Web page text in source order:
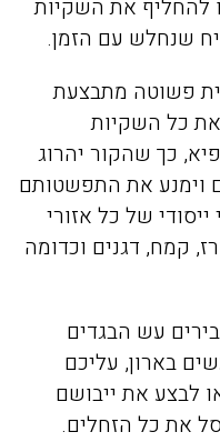
להחליף את השקיות
שנחלש עם הזמן.
פשוטה מתבצעת
כל השקיות
כך שהקור יהרוג
וימנע את התפשטותם
של כל אזורי
קמח, דגנים וכדומה
עש הבגדים
בארון, עליכם
לבצע את ייבושם
את כל הזחלים.